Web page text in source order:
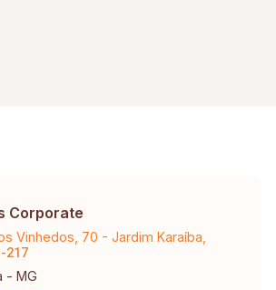
Corporate
Vinhedos, 70 - Jardim Karaíba,
217
- MG